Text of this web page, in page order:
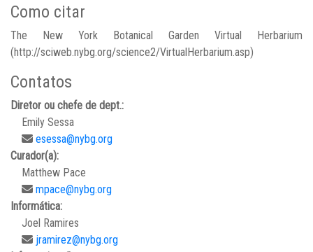
Como citar
The New York Botanical Garden Virtual Herbarium
(http://sciweb.nybg.org/science2/VirtualHerbarium.asp)
Contatos
Diretor ou chefe de dept.:
Emily Sessa
esessa@nybg.org
Curador(a):
Matthew Pace
mpace@nybg.org
Informática:
Joel Ramires
jramirez@nybg.org